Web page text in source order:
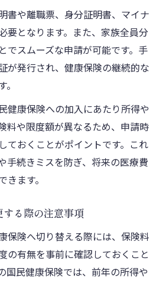
書や離職票、身分証明書、マイナ
要となります。また、家族全員分
でスムーズな申請が可能です。手
が発行され、健康保険の継続的な
健康保険への加入にあたり所得や
料や限度額が異なるため、申請時
ておくことがポイントです。これ
手続きミスを防ぎ、将来の医療費
ます。
る際の注意事項
保険へ切り替える際には、保険料
の有無を事前に確認しておくこと
国民健康保険では、前年の所得や